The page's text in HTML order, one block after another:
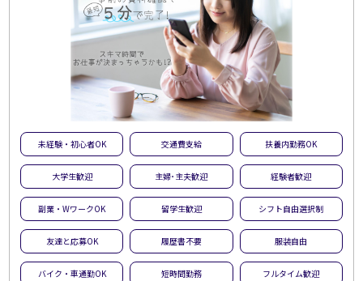
未経験・初心者OK 交通費支給 扶養内勤務OK
大学生歓迎 主婦･主夫歓迎 経験者歓迎
副業・WワークOK 留学生歓迎 シフト自由選択制
友達と応募OK 履歴書不要 服装自由
バイク・車通勤OK 短時間勤務 フルタイム歓迎